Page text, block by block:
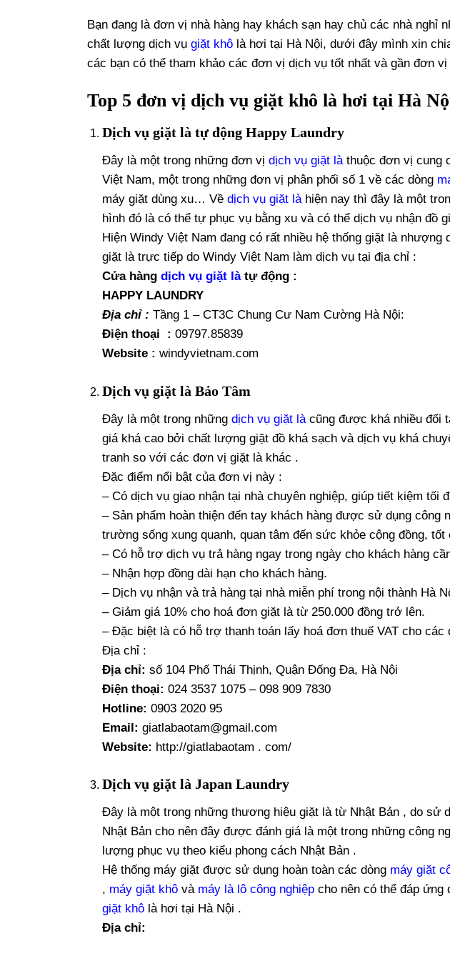
Bạn đang là đơn vị nhà hàng hay khách sạn hay chủ các nhà nghỉ
chất lượng dịch vụ giặt khô là hơi tại Hà Nội, dưới đây mình xin
các bạn có thể tham khảo các đơn vị dịch vụ tốt nhất và gần đơn vị
Top 5 đơn vị dịch vụ giặt khô là hơi tại Hà
Dịch vụ giặt là tự động Happy Laundry
Đây là một trong những đơn vị dịch vụ giặt làthuộc đơn vị cung
Việt Nam, một trong những đơn vị phân phối số 1 về các dòng
máy giặt dùng xu… Về dịch vụ giặt làhiện nay thì đây là một
hình đó là có thể tự phục vụ bằng xu và có thể dịch vụ nhận đồ
Hiện Windy Việt Nam đang có rất nhiều hệ thống giặt là
giặt là trực tiếp do Windy Việt Nam làm dịch vụ tại địa chỉ :
Cửa hàng dịch vụ giặt làtự động :
HAPPY LAUNDRY
Địa chỉ : Tầng 1 – CT3C Chung Cư Nam Cường Hà Nội:
Điện thoại : 09797.85839
Website : windyvietnam.com
Dịch vụ giặt là Bảo Tâm
Đây là một trong những dịch vụ giặt làcũng được khá nhiều đối
giá khá cao bởi chất lượng giặt đồ khá sạch và dịch vụ khá
tranh so với các đơn vị giặt là khác .
Đặc điểm nổi bật của đơn vị này :
– Có dịch vụ giao nhận tại nhà chuyên nghiệp, giúp tiết kiệm tối
– Sản phẩm hoàn thiện đến tay khách hàng được sử dụng công
trường sống xung quanh, quan tâm đến sức khỏe cộng đồng,
– Có hỗ trợ dịch vụ trả hàng ngay trong ngày cho khách hàng
– Nhận hợp đồng dài hạn cho khách hàng.
– Dịch vụ nhận và trả hàng tại nhà miễn phí trong nội thành Hà
– Giảm giá 10% cho hoá đơn giặt là từ 250.000 đồng trở lên.
– Đặc biệt là có hỗ trợ thanh toán lấy hoá đơn thuế VAT cho các
Địa chỉ :
Địa chỉ: số 104 Phố Thái Thịnh, Quận Đống Đa, Hà Nội
Điện thoại: 024 3537 1075 – 098 909 7830
Hotline: 0903 2020 95
Email: giatlabaotam@gmail.com
Website: http://giatlabaotam . com/
Dịch vụ giặt là Japan Laundry
Đây là một trong những thương hiệu giặt là từ Nhật Bản , do sử
Nhật Bản cho nên đây được đánh giá là một trong những công
lượng phục vụ theo kiểu phong cách Nhật Bản .
Hệ thống máy giặt được sử dụng hoàn toàn các dòng máy giặt
, máy giặt khôvà máy là lô công nghiệpcho nên có thể đáp ứng
giặt khôlà hơi tại Hà Nội .
Địa chỉ: